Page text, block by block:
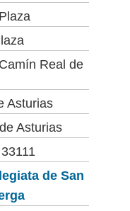
Real de
Asturias
Asturias
33111
de San